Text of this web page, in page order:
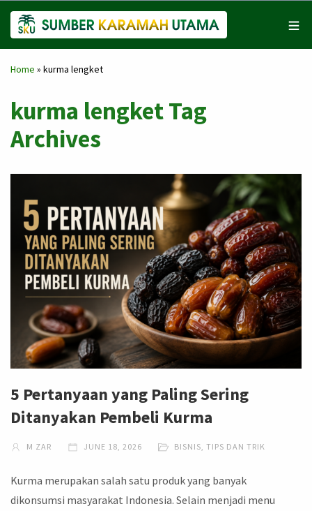
Home » kurma lengket
kurma lengket Tag
Archives
5 Pertanyaan yang Paling Sering
Ditanyakan Pembeli Kurma
M ZAR JUNE 18, 2026 BISNIS TIPS DAN TRIK
Kurma merupakan salah satu produk yang banyak
dikonsumsi masyarakat Indonesia. Selain menjadi menu